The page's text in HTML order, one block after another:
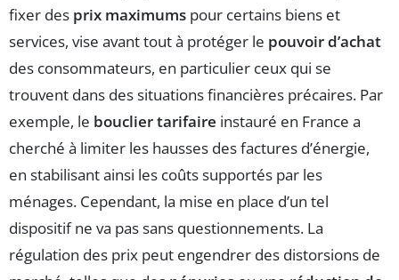
fixer des prix maximums pour certains biens et
services, vise avant tout à protéger le pouvoir d’achat
des consommateurs, en particulier ceux qui se
trouvent dans des situations financières précaires. Par
exemple, le bouclier tarifaire instauré en France a
cherché à limiter les hausses des factures d’énergie,
en stabilisant ainsi les coûts supportés par les
ménages. Cependant, la mise en place d’un tel
dispositif ne va pas sans questionnements. La
régulation des prix peut engendrer des distorsions de